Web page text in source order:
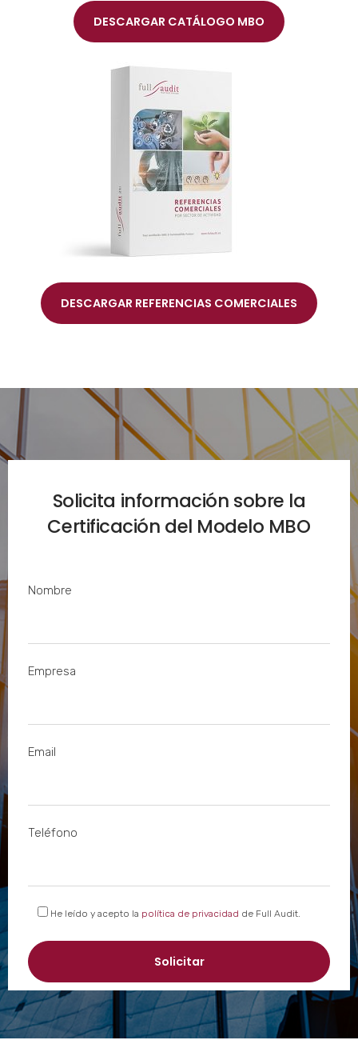
DESCARGAR CATÁLOGO MBO
DESCARGAR REFERENCIAS COMERCIALES
Solicita información sobre la
Certificación del Modelo MBO
Nombre
Empresa
Email
Teléfono
He leído y acepto la política de privacidad de Full Audit.
Solicitar